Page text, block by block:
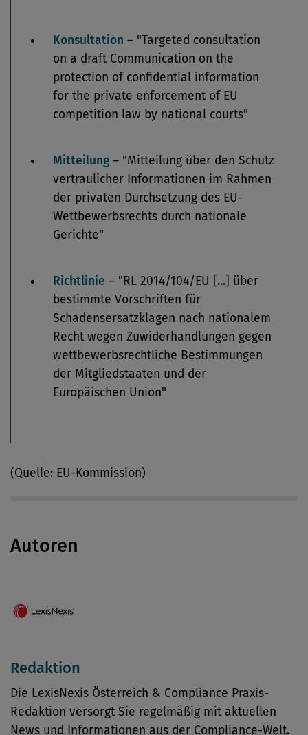
Konsultation – "Targeted consultation
on a draft Communication on the
protection of confidential information
for the private enforcement of EU
competition law by national courts"
Mitteilung– "Mitteilung über den Schutz
vertraulicher Informationen im Rahmen
der privaten Durchsetzung des EU-
Wettbewerbsrechts durch nationale
Gerichte"
Richtlinie – "RL 2014/104/EU [...] über
bestimmte Vorschriften für
Schadensersatzklagen nach nationalem
Recht wegen Zuwiderhandlungen gegen
wettbewerbsrechtliche Bestimmungen
der Mitgliedstaaten und der
Europäischen Union"
(Quelle: EU-Kommission)
Autoren
Redaktion
Die LexisNexis Österreich & Compliance Praxis-
Redaktion versorgt Sie regelmäßig mit aktuellen
News und Informationen aus der Compliance-Welt.